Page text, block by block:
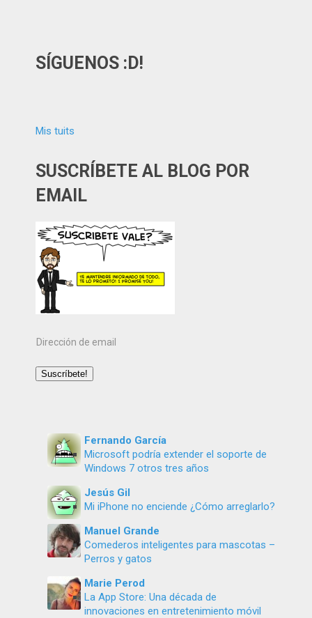
SÍGUENOS :D!
Mis tuits
SUSCRÍBETE AL BLOG POR
EMAIL
Dirección
email
Suscríbete!
Fernando García
Microsoft podría extender el soporte de
Windows 7 otros tres años
Jesús Gil
Mi iPhone no enciende ¿Cómo arreglarlo?
Manuel Grande
Comederos inteligentes para mascotas –
Perros y gatos
Marie Perod
La App Store: Una década de
innovaciones en entretenimiento móvil